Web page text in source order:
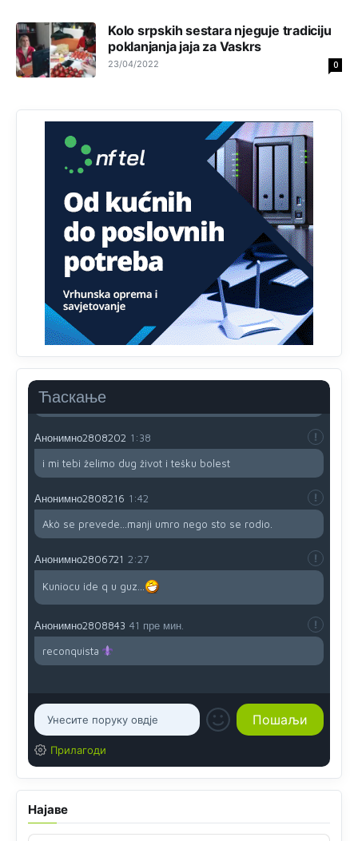
Kolo srpskih sestara njeguje tradiciju
poklanjanja jaja za Vaskrs
23/04/2022 0
Ћаскање
Анонимно2807895 12:16
Dobro zboris 791,ovaj721 dok nije bilo interneta,samo
Анонимно2807895 12:18
Drzi pod kontrolom tri stvari jezik,karakter i
ponasanje...Uzivotu brani tri stvari:cast,prijatelja i
slabije.Iz zivota iskljuci tri stvari uvredu,neznanje i
dok si ziv gaji tri stvari dobrotu,pamet i
prijateljstvo!!
Анонимно2806721 12:39
791 BiH nije priznala Kosovo kao nezavisnu državu jer
genocidna tvorevina pravi smetnju a recimo Srbija je
davnopriznala.Nasvakom proizvodu iz Srbije stoji -
uvoznik za Kosovo
Анонимно2806721
12:45
da brani? A imamo vojsku Kosova kojoj želimo svako
dobro i da se što bolje opreme
Анонимно2808202 1:38
i mi tebi želimo dug život i tešku bolest
Анонимно2808216 1:42
Akò se prevede...manji umro nego sto se rodio.
Анонимно2806721 2:27
Kuniocu ide q u guz...
Анонимно2808843 41 пре мин.
reconquista
Прилагоди
Најаве